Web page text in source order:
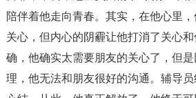
陪伴着他走向青春。其实，在他心里
关心，但内心的阴霾让他打消了关心
确，他确实太需要朋友的关心了，但
理，他无法和朋友很好的沟通。辅导